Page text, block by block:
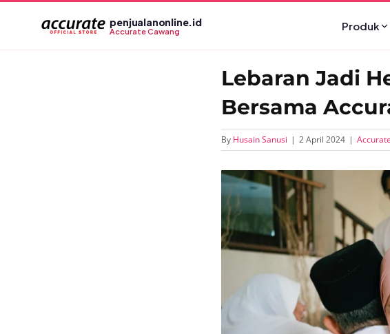
penjualanonline.id
Accurate Cawang Produk
Lebaran Jadi
Bersama
By Husain Sanusi | 2 April 2024 |
View
Larger
Image